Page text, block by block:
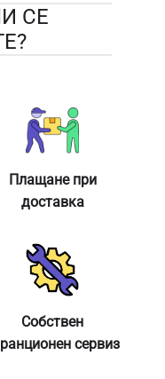
СЕ
Плащане при
доставка
Собствен
сервиз